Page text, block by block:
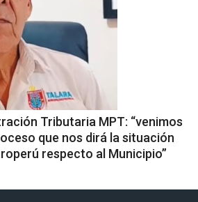
Tributaria MPT: “venimos
que nos dirá la situación
respecto al Municipio”